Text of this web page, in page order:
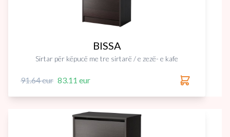
BISSA
Sirtar për këpucë me tre sirtarë / e zezë- e kafe
91.64 eur 83.11 eur